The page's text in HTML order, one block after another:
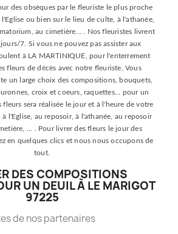
des obsèques par le fleuriste le plus proche
ou bien sur le lieu de culte, à l'athanée,
au cimetière... . Nos fleuristes livrent
7. Si vous ne pouvez pas assister aux
à LA MARTINIQUE, pour l'enterrement
fleurs de décès avec notre fleuriste. Vous
un large choix des compositions, bouquets,
croix et coeurs, raquettes... pour un
fleurs sera réalisée le jour et à l'heure de votre
l'Eglise, au reposoir, à l'athanée, au reposoir
... . Pour livrer des fleurs le jour des
en quelques clics et nous nous occupons de
tout.
DES COMPOSITIONS
UN DEUIL À LE MARIGOT
97225
de nos partenaires